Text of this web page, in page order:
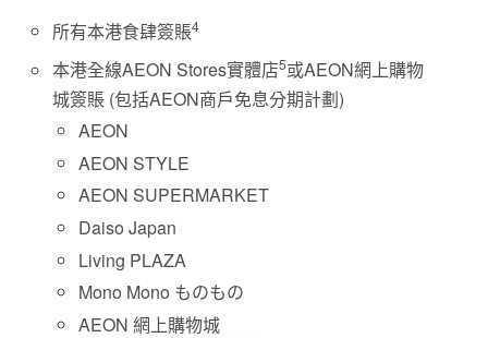
所有本港食肆簽賬4
本港全線AEON Stores實體店5或AEON網上購物
城簽賬 (包括AEON商戶免息分期計劃)
AEON
AEON STYLE
AEON SUPERMARKET
Daiso Japan
Living PLAZA
Mono Mono ものもの
AEON 網上購物城